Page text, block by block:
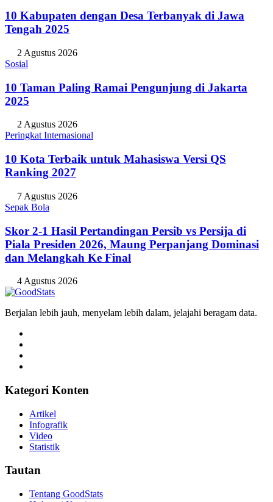
10 Kabupaten dengan Desa Terbanyak di Jawa
Tengah 2025
2 Agustus 2026
Sosial
10 Taman Paling Ramai Pengunjung di Jakarta
2025
2 Agustus 2026
Peringkat Internasional
10 Kota Terbaik untuk Mahasiswa Versi QS
Ranking 2027
7 Agustus 2026
Sepak Bola
Skor 2-1 Hasil Pertandingan Persib vs Persija di
Piala Presiden 2026, Maung Perpanjang Dominasi
dan Melangkah Ke Final
4 Agustus 2026
Berjalan lebih jauh, menyelam lebih dalam, jelajahi beragam data.
Kategori Konten
Artikel
Infografik
Video
Statistik
Tautan
Tentang GoodStats